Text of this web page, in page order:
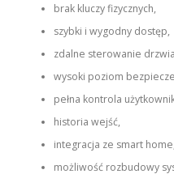
brak kluczy fizycznych,
szybki i wygodny dostęp,
zdalne sterowanie
wysoki poziom
pełna kontrola
historia wejść,
integracja ze smart home,
możliwość rozbudowy